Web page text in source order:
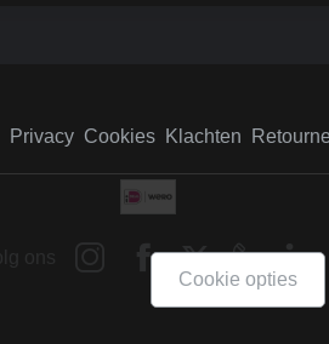
Privacy Cookies Klachten
cookie opties